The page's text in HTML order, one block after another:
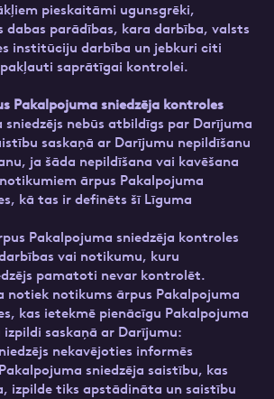
pieskaitāmi ugunsgrēki,
dabas parādības, kara darbība, valsts
institūciju darbība un jebkuri citi
saprātīgai kontrolei.
Pakalpojuma sniedzēja kontroles
sniedzējs nebūs atbildīgs par Darījuma
saskaņā ar Darījumu nepildīšanu
ja šāda nepildīšana vai kavēšana
ārpus Pakalpojuma
kā tas ir definēts šī Līguma
Pakalpojuma sniedzēja kontroles
vai notikumu, kuru
pamatoti nevar kontrolēt.
notiek notikums ārpus Pakalpojuma
kas ietekmē pienācīgu Pakalpojuma
izpildi saskaņā ar Darījumu:
nekavējoties informēs
sniedzēja saistību, kas
izpilde tiks apstādināta un saistību